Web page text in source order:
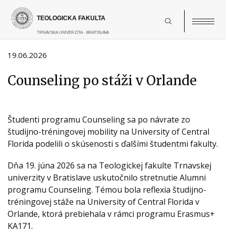
Skočiť
hlavný
obsah
19.06.2026
Counseling po stáži v Orlande
Študenti programu Counseling sa po návrate zo
študijno-tréningovej mobility na University of Central
Florida podelili o skúsenosti s ďalšími študentmi fakulty.
Dňa 19. júna 2026 sa na Teologickej fakulte Trnavskej
univerzity v Bratislave uskutočnilo stretnutie Alumni
programu Counseling. Témou bola reflexia študijno-
tréningovej stáže na University of Central Florida v
Orlande, ktorá prebiehala v rámci programu Erasmus+
KA171.